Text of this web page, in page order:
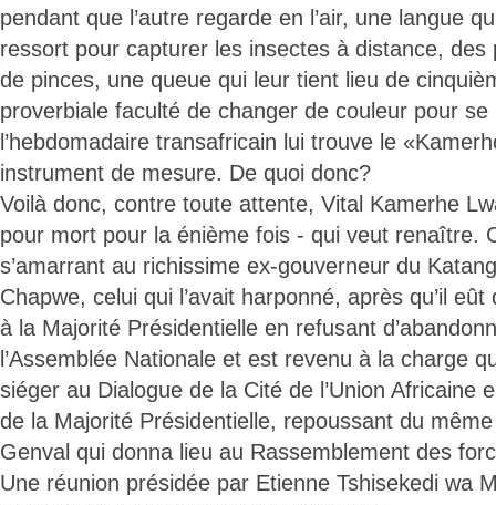
pendant que l’autre regarde en l’air, une langue
ressort pour capturer les insectes à distance, des
de pinces, une queue qui leur tient lieu de
proverbiale faculté de changer de couleur pour
l’hebdomadaire transafricain lui trouve le
instrument de mesure. De quoi donc?
Voilà donc, contre toute attente, Vital Kamerhe
pour mort pour la énième fois - qui veut renaître.
s’amarrant au richissime ex-gouverneur du
Chapwe, celui qui l’avait harponné, après qu’il
à la Majorité Présidentielle en refusant
l’Assemblée Nationale et est revenu à la charge
siéger au Dialogue de la Cité de l’Union Africaine
de la Majorité Présidentielle, repoussant du
Genval qui donna lieu au Rassemblement des
Une réunion présidée par Etienne Tshisekedi wa